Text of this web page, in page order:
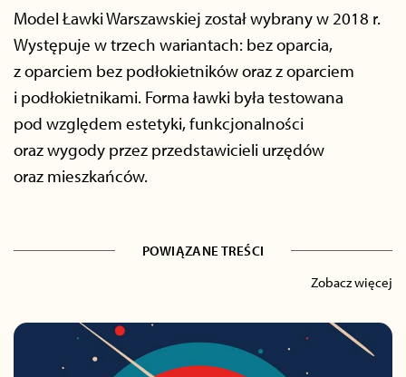
Model Ławki Warszawskiej został wybrany w 2018 r.
Występuje w trzech wariantach: bez oparcia,
z oparciem bez podłokietników oraz z oparciem
i podłokietnikami. Forma ławki była testowana
pod względem estetyki, funkcjonalności
oraz wygody przez przedstawicieli urzędów
oraz mieszkańców.
POWIĄZANE TREŚCI
Zobacz więcej